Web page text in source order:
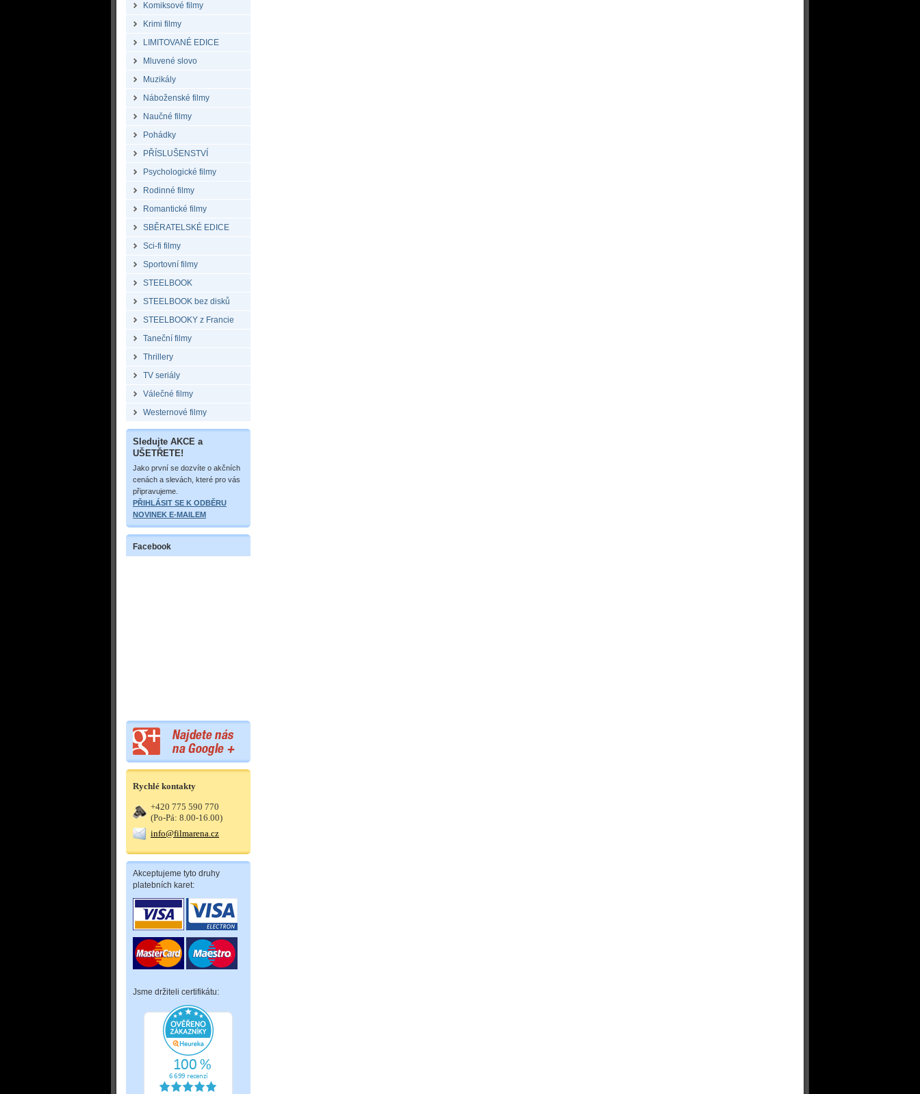
Komiksové filmy
Krimi filmy
LIMITOVANÉ EDICE
Mluvené slovo
Muzikály
Náboženské filmy
Naučné filmy
Pohádky
PŘÍSLUŠENSTVÍ
Psychologické filmy
Rodinné filmy
Romantické filmy
SBĚRATELSKÉ EDICE
Sci-fi filmy
Sportovní filmy
STEELBOOK
STEELBOOK bez disků
STEELBOOKY z Francie
Taneční filmy
Thrillery
TV seriály
Válečné filmy
Westernové filmy
Sledujte AKCE a
UŠETŘETE!
Jako první se dozvíte o akčních
cenách a slevách, které pro vás
připravujeme.
PŘIHLÁSIT SE K ODBĚRU
NOVINEK E-MAILEM
Facebook
Rychlé kontakty
+420 775 590 770
(Po-Pá: 8.00-16.00)
info@filmarena.cz
Akceptujeme tyto druhy
platebních karet:
Jsme držiteli certifikátu: